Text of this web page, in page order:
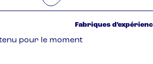
Fabriques
pour le moment